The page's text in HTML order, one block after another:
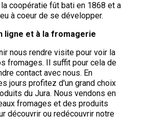
coopératie fût bati en 1868 et a
à coeur de se développer.
ligne et à la fromagerie
nous rendre visite pour voir la
fromages. Il suffit pour cela de
contact avec nous. En
jours profitez d'un grand choix
du Jura. Nous vendons en
fromages et des produits
découvrir ou redécouvrir notre